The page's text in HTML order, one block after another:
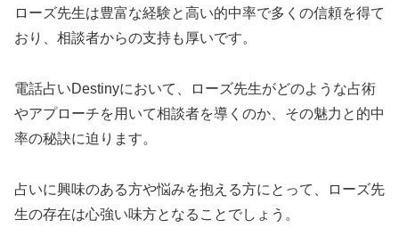
ローズ先生は豊富な経験と高い的中率で多くの信頼を得て
おり、相談者からの支持も厚いです。
電話占いDestinyにおいて、ローズ先生がどのような占術
やアプローチを用いて相談者を導くのか、その魅力と的中
率の秘訣に迫ります。
占いに興味のある方や悩みを抱える方にとって、ローズ先
生の存在は心強い味方となることでしょう。